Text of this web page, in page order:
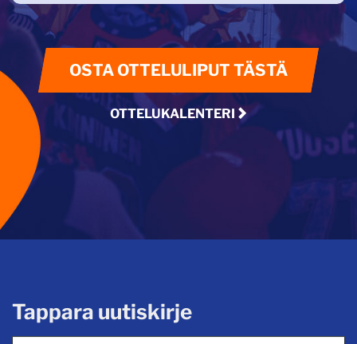
OSTA OTTELULIPUT TÄSTÄ
OTTELUKALENTERI
Tappara uutiskirje